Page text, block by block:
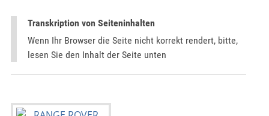
Transkription von Seiteninhalten
Wenn Ihr Browser die Seite nicht korrekt rendert, bitte,
lesen Sie den Inhalt der Seite unten